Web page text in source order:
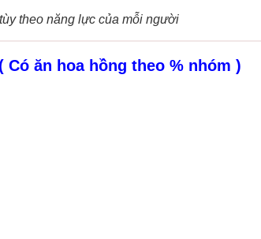
theo năng lực của mỗi người
ăn hoa hồng theo % nhóm )